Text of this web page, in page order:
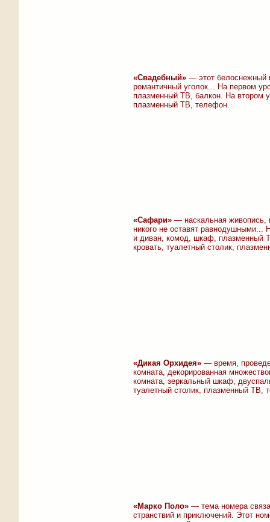
«Свадебный» — этот белоснежный
романтичный уголок... На первом
плазменный ТВ, балкон. На втором
плазменный ТВ, телефон.
«Сафари» — наскальная живопись,
никого не оставят
и диван, комод, шкаф, плазменный
кровать, туалетный столик,
«Дикая Орхидея» — время,
комната, декорированная
комната, зеркальный шкаф,
туалетный столик, плазменный ТВ,
«Марко Поло» — тема номера
странствий и приключений. Этот